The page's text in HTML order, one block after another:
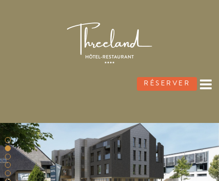
RÉSERVER